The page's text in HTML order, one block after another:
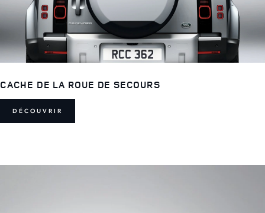
CACHE DE LA ROUE DE SECOURS
DÉCOUVRIR